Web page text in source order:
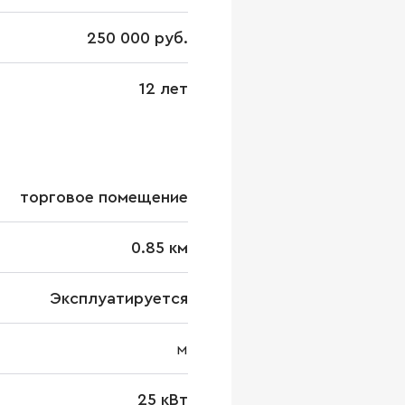
250 000 руб.
12 лет
торговое помещение
0.85 км
Эксплуатируется
м
25 кВт